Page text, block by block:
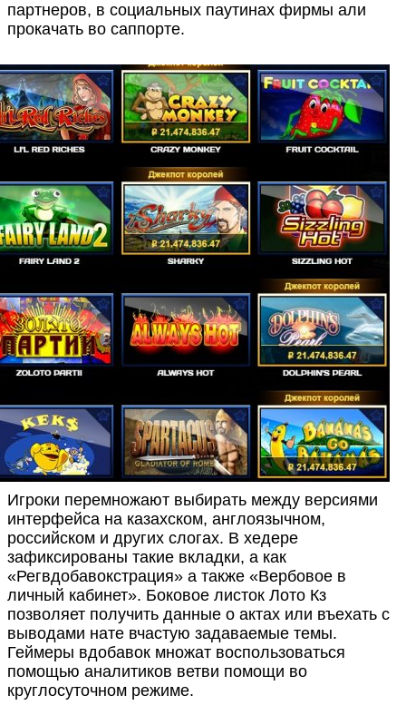
партнеров, в социальных паутинах фирмы али
прокачать во саппорте.
Игроки перемножают выбирать между версиями
интерфейса на казахском, англоязычном,
российском и других слогах. В хедере
зафиксированы такие вкладки, а как
«Регвдобавокстрация» а также «Вербовое в
личный кабинет». Боковое листок Лото Кз
позволяет получить данные о актах или въехать с
выводами нате вчастую задаваемые темы.
Геймеры вдобавок множат воспользоваться
помощью аналитиков ветви помощи во
круглосуточном режиме.